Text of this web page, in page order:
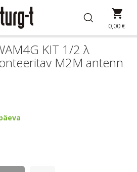
0,00 €
KIT 1/2 λ
M2M antenn